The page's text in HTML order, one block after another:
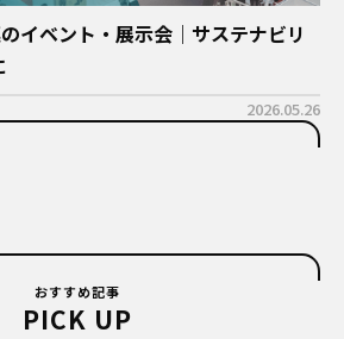
のイベント・展示会｜サステナビリ
2026.05.26
おすすめ記事
PICK UP